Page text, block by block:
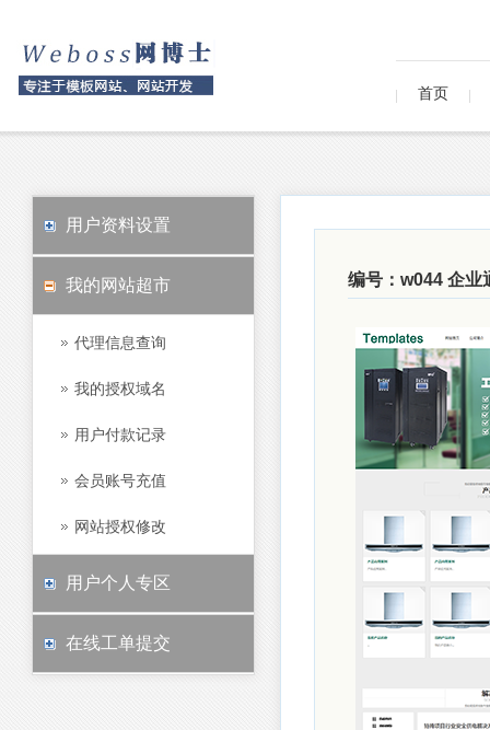
首页
用户资料设置
我的网站超市
代理信息查询
我的授权域名
用户付款记录
会员账号充值
网站授权修改
用户个人专区
在线工单提交
编号：w044 企业